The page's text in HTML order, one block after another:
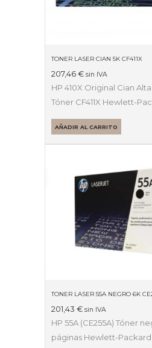
TONER LASER CIAN 5K CF411X
207,46 € sin IVA
HP 410X Original Cian
Tóner CF411X Hewlett-
AÑADIR AL CARRITO
TONER LASER 55A NEGRO 6K
201,43 € sin IVA
HP 55A (CE255A) Tóner
páginas Hewlett-Packard